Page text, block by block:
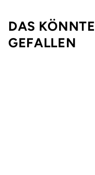
DAS
GEFALLEN